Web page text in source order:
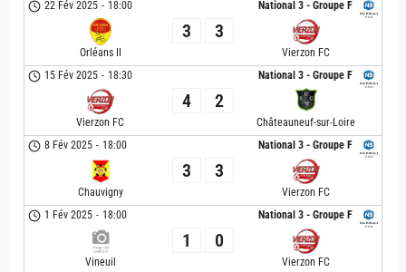
National 3 - Groupe F
22 Fév 2025 - 18:00
Orléans II
3 3
Vierzon FC
National 3 - Groupe F
15 Fév 2025 - 18:30
Vierzon FC
4 2
Châteauneuf-sur-Loire
National 3 - Groupe F
8 Fév 2025 - 18:00
Chauvigny
3 3
Vierzon FC
National 3 - Groupe F
1 Fév 2025 - 18:00
Vineuil
1 0
Vierzon FC